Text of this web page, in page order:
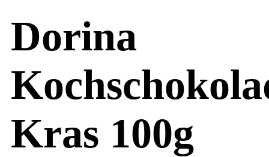
Dorina
Kras 100g